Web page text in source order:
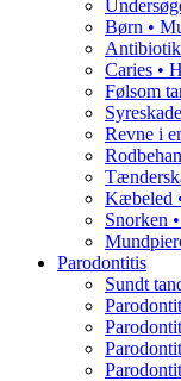
Børn •
Caries •
Følsom
Revne i
Kæbeled
Snorken
Parodontitis
Sundt